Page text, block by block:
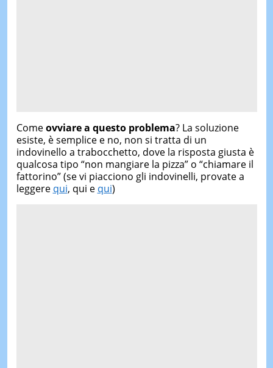
Comeovviare a questo problema? La soluzione
esiste, è semplice e no, non si tratta di un
indovinello a trabocchetto, dove la risposta giusta è
qualcosa tipo “non mangiare la pizza” o “chiamare il
fattorino” (se vi piacciono gli indovinelli, provate a
leggere qui, qui e qui)